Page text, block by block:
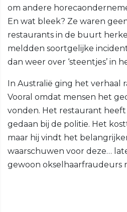
om andere
En wat bleek? Ze waren
restaurants in de buurt
meldden soortgelijke
dan weer over ‘steentjes’ in
In Australië ging het verhaal
Vooral omdat mensen het
vonden. Het restaurant
gedaan bij de politie. Het
maar hij vindt het
waarschuwen voor deze…
gewoon okselhaarfraudeurs